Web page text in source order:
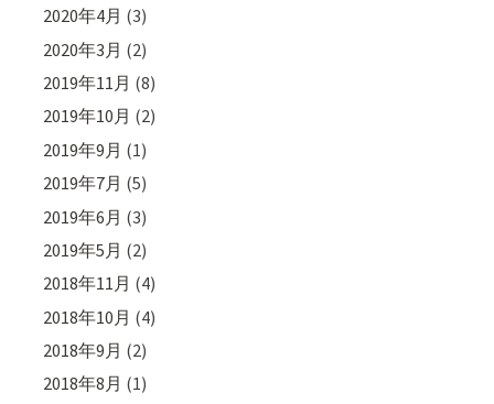
2020年4月 (3)
2020年3月 (2)
2019年11月 (8)
2019年10月 (2)
2019年9月 (1)
2019年7月 (5)
2019年6月 (3)
2019年5月 (2)
2018年11月 (4)
2018年10月 (4)
2018年9月 (2)
2018年8月 (1)